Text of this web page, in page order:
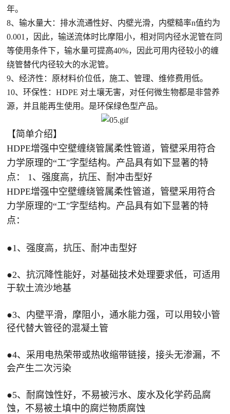
年。
8、输水量大：排水流通性好、内壁光滑，内壁糙率n值约为
0.001，因此，输送流体时比摩阻小，相对同内径水泥管在同
等使用条件下，输水量可提高40%，因此可用内径较小的缠
绕管替代内径较大的水泥管。
9、经济性：原材料价位低，施工、管理、维修费用低。
10、环保性：HDPE 对土壤无害，对任何微生物都是非营养
源，并且能再生使用。是环保绿色型产品。
【简单介绍】
HDPE增强中空壁缠绕管属柔性管道，管壁采用符合
力学原理的“工"字型结构。产品具有如下显著的特
点： 1、强度高，抗压、耐冲击型好
HDPE增强中空壁缠绕管属柔性管道，管壁采用符合
力学原理的“工"字型结构。产品具有如下显著的特
点：
●1、强度高，抗压、耐冲击型好
●2、抗沉降性能好，对基础技术处理要求低，可适用
于软土流沙地基
●3、内壁平滑，摩阻小，通水能力强，可以用较小管
径代替大管径的混凝土管
●4、采用电热荣带或热收缩带链接，接头无渗漏，不
会产生二次污染
●5、耐腐蚀性好，不易被污水、废水及化学药品腐
蚀，不易被土填中的腐烂物质腐蚀